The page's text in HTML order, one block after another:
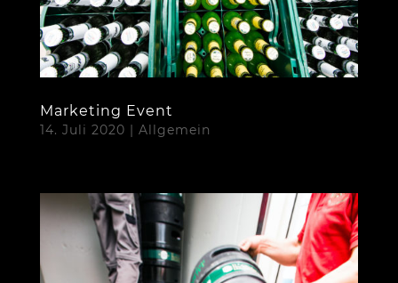
Marketing Event
14. Juli 2020 Allgemein